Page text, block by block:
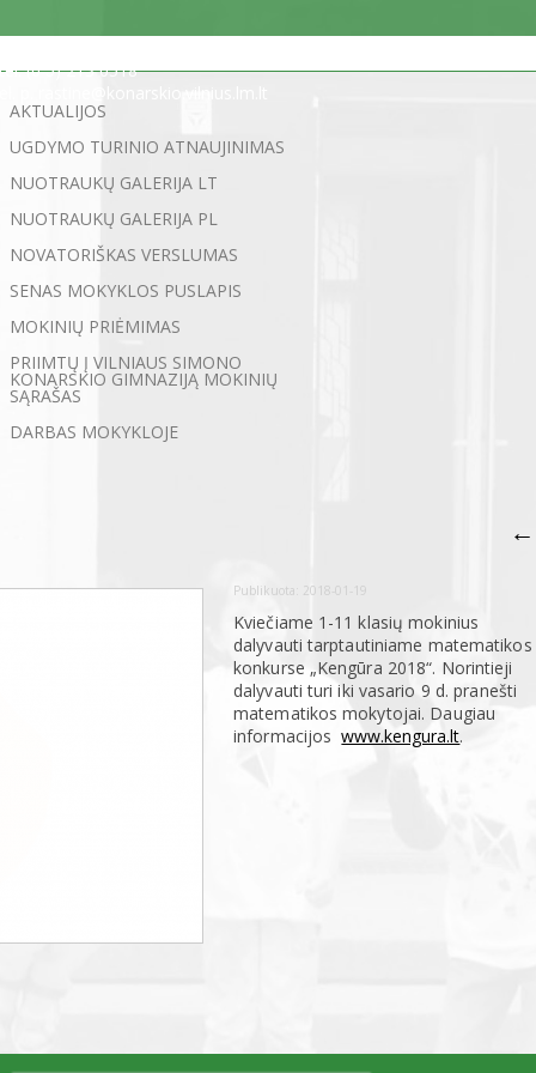
tel. (0 5) 213 0518
AKTUALIJOS
UGDYMO TURINIO ATNAUJINIMAS
NUOTRAUKŲ GALERIJA LT
NUOTRAUKŲ GALERIJA PL
NOVATORIŠKAS VERSLUMAS
SENAS MOKYKLOS PUSLAPIS
MOKINIŲ PRIĖMIMAS
PRIIMTŲ Į VILNIAUS SIMONO
KONARSKIO GIMNAZIJĄ MOKINIŲ
SĄRAŠAS
DARBAS MOKYKLOJE
←
Publikuota: 2018-01-19
Kviečiame 1-11 klasių mokinius
dalyvauti tarptautiniame matematikos
konkurse „Kengūra 2018“. Norintieji
dalyvauti turi iki vasario 9 d. pranešti
matematikos mokytojai. Daugiau
informacijoswww.kengura.lt.